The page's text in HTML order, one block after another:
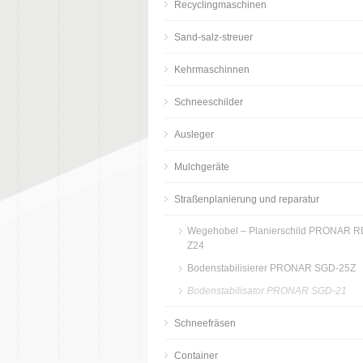
Recyclingmaschinen
Sand-salz-streuer
Kehrmaschinnen
Schneeschilder
Ausleger
Mulchgeräte
Straßenplanierung und reparatur
Wegehobel – Planierschild PRONAR
Z24
Bodenstabilisierer PRONAR SGD-25Z
Bodenstabilisator PRONAR SGD-21
Schneefräsen
Container